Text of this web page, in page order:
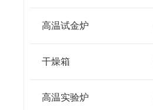
高温试金炉
干燥箱
高温实验炉